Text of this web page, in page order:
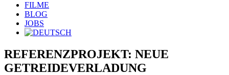
FILME
BLOG
JOBS
REFERENZPROJEKT: NEUE
GETREIDEVERLADUNG